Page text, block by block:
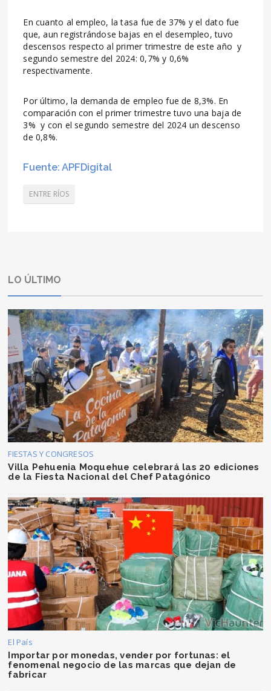
En cuanto al empleo, la tasa fue de 37% y el dato fue
que, aun registrándose bajas en el desempleo, tuvo
descensos respecto al primer trimestre de este año y
segundo semestre del 2024: 0,7% y 0,6%
respectivamente.
Por último, la demanda de empleo fue de 8,3%. En
comparación con el primer trimestre tuvo una baja de
3% y con el segundo semestre del 2024 un descenso
de 0,8%.
Fuente: APFDigital
ENTRE RÍOS
LO ÚLTIMO
FIESTAS Y CONGRESOS
Villa Pehuenia Moquehue celebrará las 20 ediciones
de la Fiesta Nacional del Chef Patagónico
El País
Importar por monedas, vender por fortunas: el
fenomenal negocio de las marcas que dejan de
fabricar